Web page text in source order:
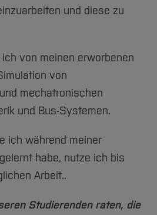
und diese zu
von meinen erworbenen
von
mechatronischen
und Bus-Systemen.
ich während meiner
habe, nutze ich bis
Arbeit..
Studierenden raten, die